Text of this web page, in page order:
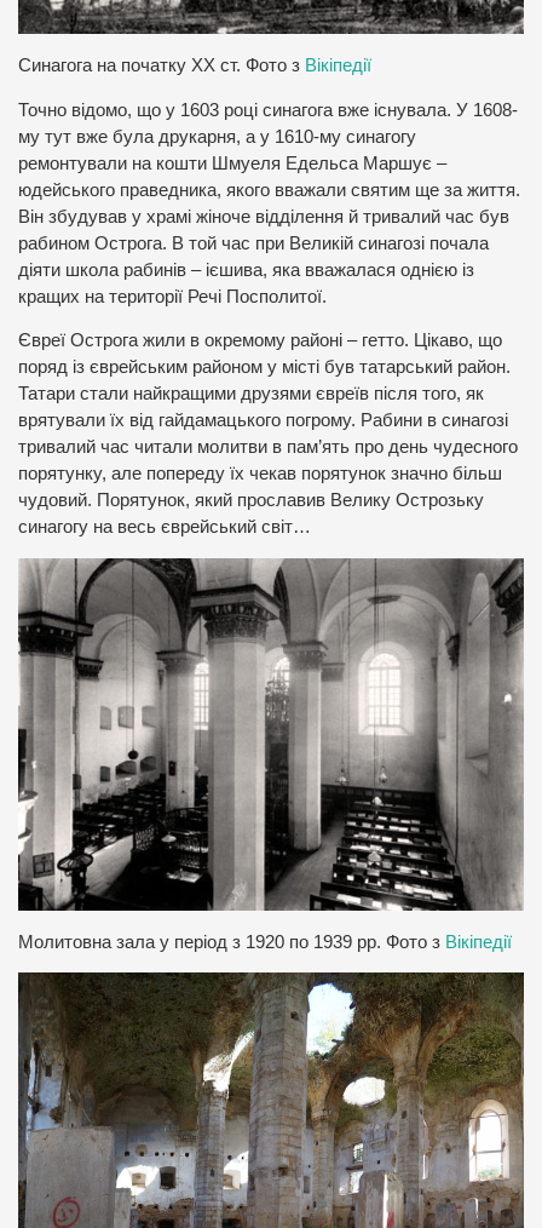
Синагога на початку ХХ ст. Фото з Вікіпедії
Точно відомо, що у 1603 році синагога вже існувала. У 1608-
му тут вже була друкарня, а у 1610-му синагогу
ремонтували на кошти Шмуеля Едельса Маршує –
юдейського праведника, якого вважали святим ще за життя.
Він збудував у храмі жіноче відділення й тривалий час був
рабином Острога. В той час при Великій синагозі почала
діяти школа рабинів – ієшива, яка вважалася однією із
кращих на території Речі Посполитої.
Євреї Острога жили в окремому районі – гетто. Цікаво, що
поряд із єврейським районом у місті був татарський район.
Татари стали найкращими друзями євреїв після того, як
врятували їх від гайдамацького погрому. Рабини в синагозі
тривалий час читали молитви в пам’ять про день чудесного
порятунку, але попереду їх чекав порятунок значно більш
чудовий. Порятунок, який прославив Велику Острозьку
синагогу на весь єврейський світ…
Молитовна зала у період з 1920 по 1939 рр. Фото з Вікіпедії